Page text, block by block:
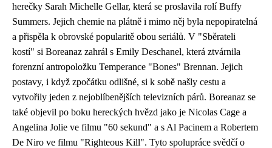
herečky Sarah Michelle Gellar, která se proslavila rolí Buffy
Summers. Jejich chemie na plátně i mimo něj byla nepopiratelná
a přispěla k obrovské popularitě obou seriálů. V "Sběrateli
kostí" si Boreanaz zahrál s Emily Deschanel, která ztvárnila
forenzní antropoložku Temperance "Bones" Brennan. Jejich
postavy, i když zpočátku odlišné, si k sobě našly cestu a
vytvořily jeden z nejoblíbenějších televizních párů. Boreanaz se
také objevil po boku hereckých hvězd jako je Nicolas Cage a
Angelina Jolie ve filmu "60 sekund" a s Al Pacinem a Robertem
De Niro ve filmu "Righteous Kill". Tyto spolupráce svědčí o